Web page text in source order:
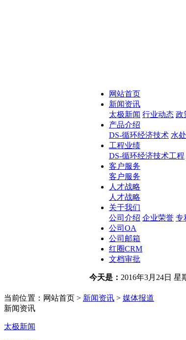
网站首页
新闻资讯
太极新闻 行业动态 政
产品介绍
DS-循环经济技术 水
工程业绩
DS-循环经济技术工程
客户服务
客户服务
人才战略
人才战略
关于我们
公司介绍 企业荣誉 专
公司OA
公司邮箱
红圈CRM
文档审批
今天是： 2016年3月24日 星
当前位置：网站首页 > 新闻资讯 > 媒体报道
新闻资讯
太极新闻